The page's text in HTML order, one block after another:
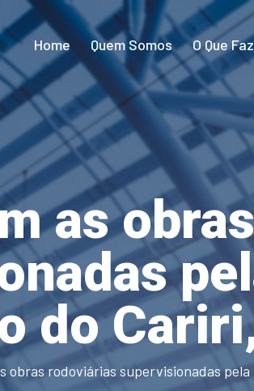
Home Quem Somos O Que
as
do
obras rodoviárias supervisionadas